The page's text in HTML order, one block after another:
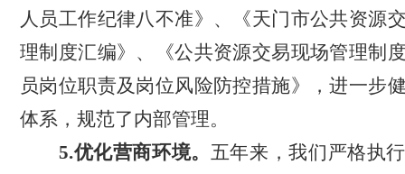
人员工作纪律八不准》 、
《天门市公共资源
理制度汇编》、《公共资源交易现场管理制
员岗位职责及岗位风险防控措施》，进一步
体系， 规范了内部管理。
5.优化营商环境。 五年来 ，我们严格执